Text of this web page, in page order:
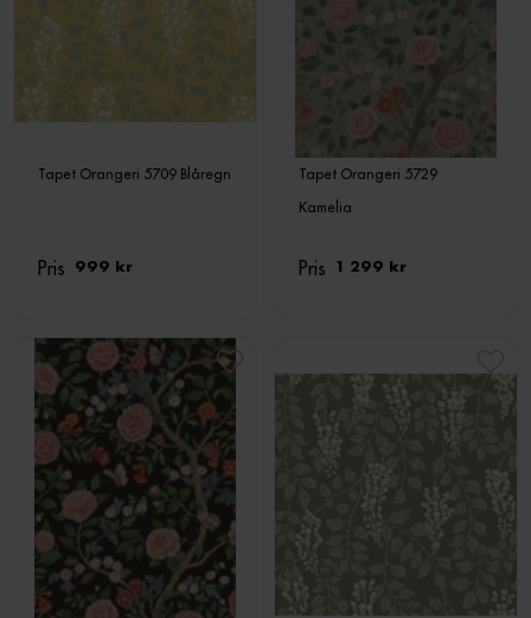
Tapet Orangeri 5709 Blåregn
Pris 999 kr
Tapet Orangeri 5729
Kamelia
Pris 1 299 kr